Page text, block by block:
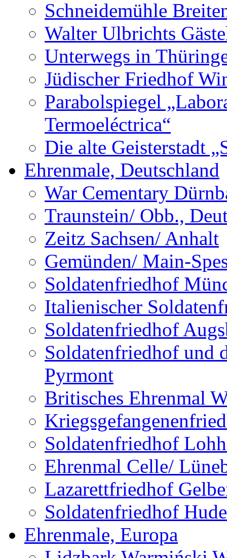
Schneidemühle
Walter Ulbrichts
Unterwegs in
Jüdischer Friedhof
Parabolspiegel
Termoeléctrica“
Die alte Geisterstadt
Ehrenmale, Deutschland
War Cementary
Traunstein/ Obb.,
Zeitz Sachsen/ Anhalt
Gemünden/ Main-
Soldatenfriedhof
Italienischer
Soldatenfriedhof
Soldatenfriedhof und
Pyrmont
Britisches Ehrenmal
Soldatenfriedhof
Ehrenmal Celle/
Lazarettfriedhof
Soldatenfriedhof
Ehrenmale, Europa